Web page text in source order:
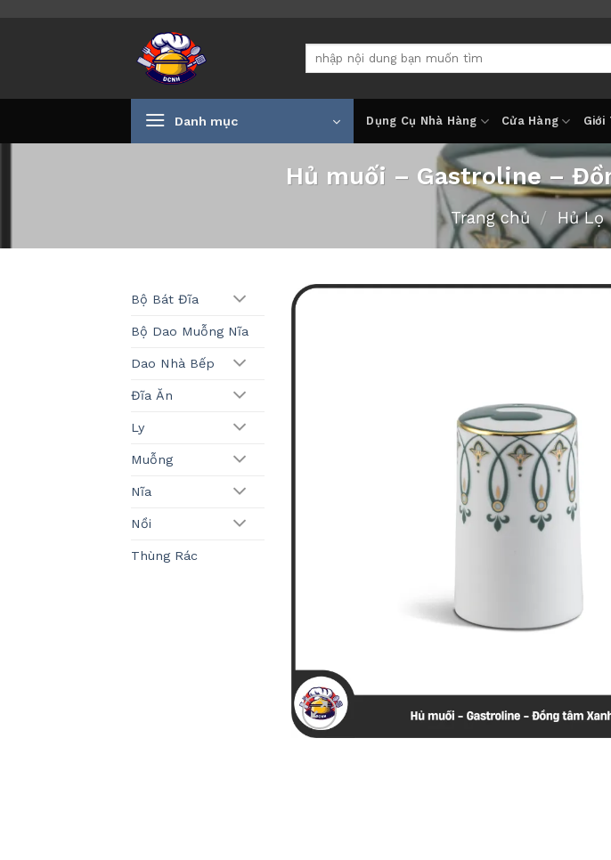
Tìm
kiếm:
Danh mục Dụng Cụ Nhà Hàng Cửa Hàng Giới
Hủ muối – Gastroline –
Trang chủ / Hủ Lọ
Bộ Bát Đĩa
Bộ Dao Muỗng Nĩa
Dao Nhà Bếp
Đĩa Ăn
Ly
Muỗng
Nĩa
Nồi
Thùng Rác